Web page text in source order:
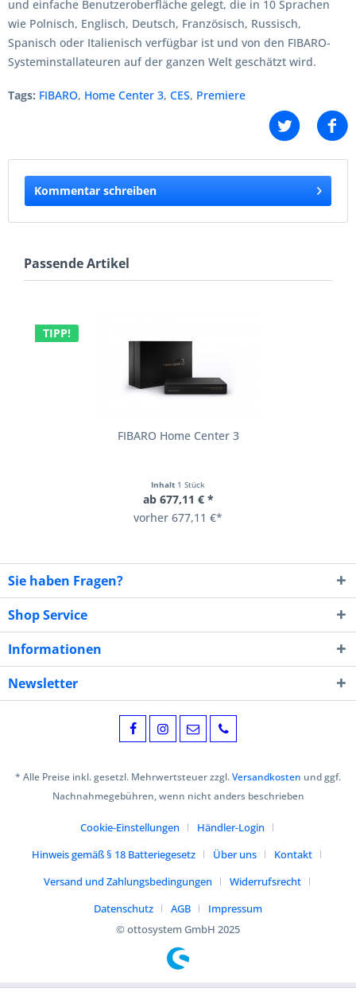
und einfache Benutzeroberfläche gelegt, die in 10 Sprachen
wie Polnisch, Englisch, Deutsch, Französisch, Russisch,
Spanisch oder Italienisch verfügbar ist und von den FIBARO-
Systeminstallateuren auf der ganzen Welt geschätzt wird.
Tags: FIBARO, Home Center 3, CES, Premiere
Kommentar schreiben
Passende Artikel
TIPP!
FIBARO Home Center 3
Inhalt 1 Stück
ab 677,11 € *
vorher 677,11 €*
Sie haben Fragen?
Shop Service
Informationen
Newsletter
* Alle Preise inkl. gesetzl. Mehrwertsteuer zzgl.Versandkosten und ggf.
Nachnahmegebühren, wenn nicht anders beschrieben
Cookie-Einstellungen
Händler-Login
Hinweis gemäß § 18 Batteriegesetz
Über uns
Kontakt
Versand und Zahlungsbedingungen
Widerrufsrecht
Datenschutz
AGB
Impressum
© ottosystem GmbH 2025